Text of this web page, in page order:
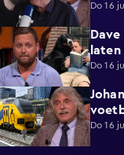
Do 16
5:05
Do 16
7:12
de
Do 16